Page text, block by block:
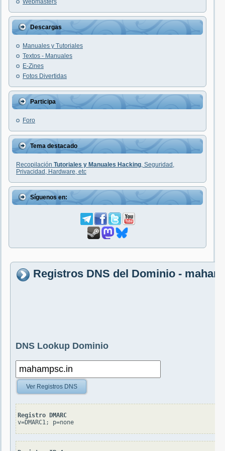
Webmasters
Descargas
Manuales y Tutoriales
Textos - Manuales
E-Zines
Fotos Divertidas
Participa
Foro
Tema destacado
Recopilación Tutoriales y Manuales Hacking, Seguridad,
Privacidad, Hardware, etc
Síguenos en:
Registros DNS del Dominio -
DNS Lookup Dominio
Ver Registros DNS
Registro DMARC
v=DMARC1; p=none